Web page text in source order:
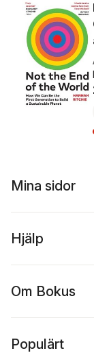
Mina sidor
Hjälp
Om Bokus
Populärt